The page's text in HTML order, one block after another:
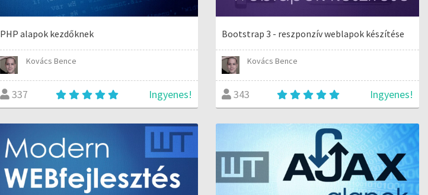
PHP alapok kezdőknek
Kovács Bence
337 Ingyenes!
Bootstrap 3 - reszponzív weblapok készítése
Kovács Bence
343 Ingyenes!